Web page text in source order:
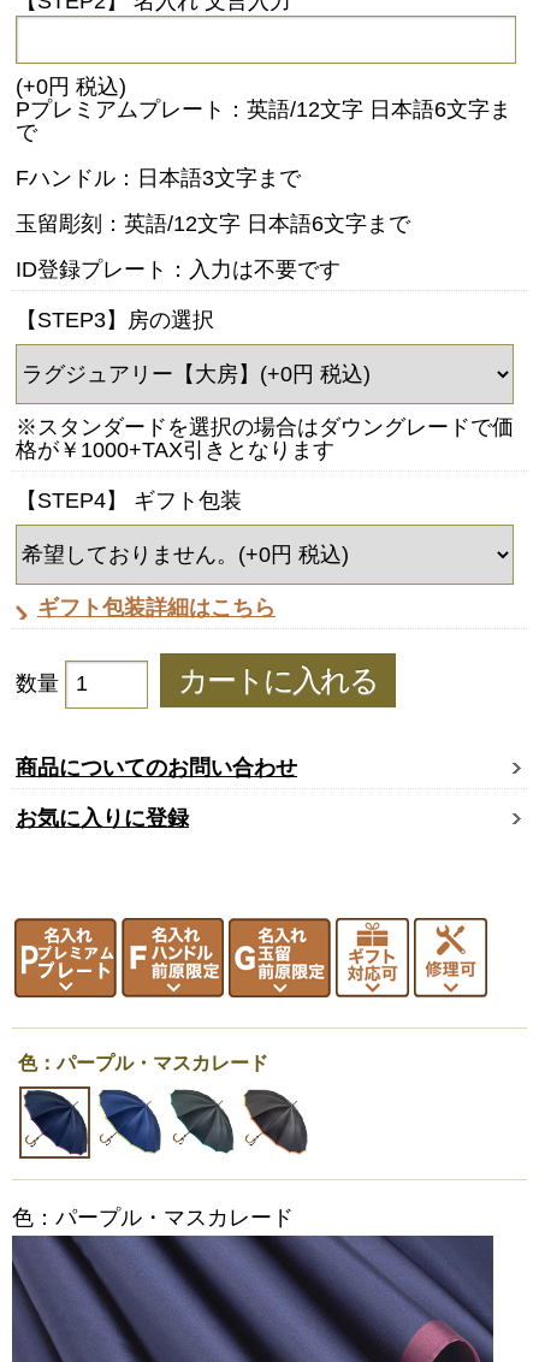
(+0円 税込)
Pプレミアムプレート：英語/12文字 日本語6文字ま
で
Fハンドル：日本語3文字まで
玉留彫刻：英語/12文字 日本語6文字まで
ID登録プレート：入力は不要です
【STEP3】房の選択
※スタンダードを選択の場合はダウングレードで価
格が￥1000+TAX引きとなります
【STEP4】 ギフト包装
ギフト包装詳細はこちら
数量
商品についてのお問い合わせ
お気に入りに登録
色：パープル・マスカレード
色：パープル・マスカレード